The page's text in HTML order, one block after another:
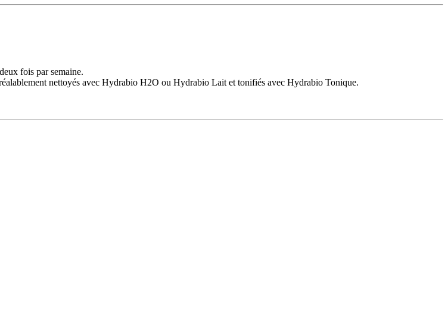
fois par semaine.
nettoyés avec Hydrabio H2O ou Hydrabio Lait et tonifiés avec Hydrabio Tonique.